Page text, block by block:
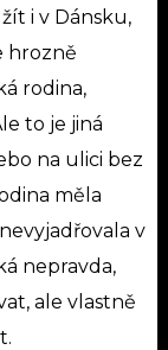
i v Dánsku,
hrozně
rodina,
to je jiná
na ulici bez
měla
v
nepravda,
ale vlastně